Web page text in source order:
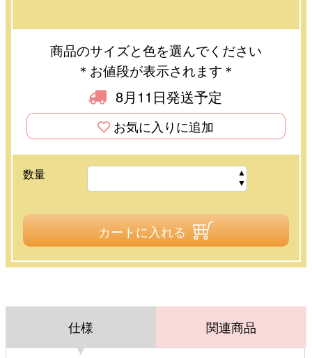
商品のサイズと色を選んでください
＊お値段が表示されます＊
8月11日発送予定
お気に入りに追加
数量
カートに入れる
仕様 関連商品